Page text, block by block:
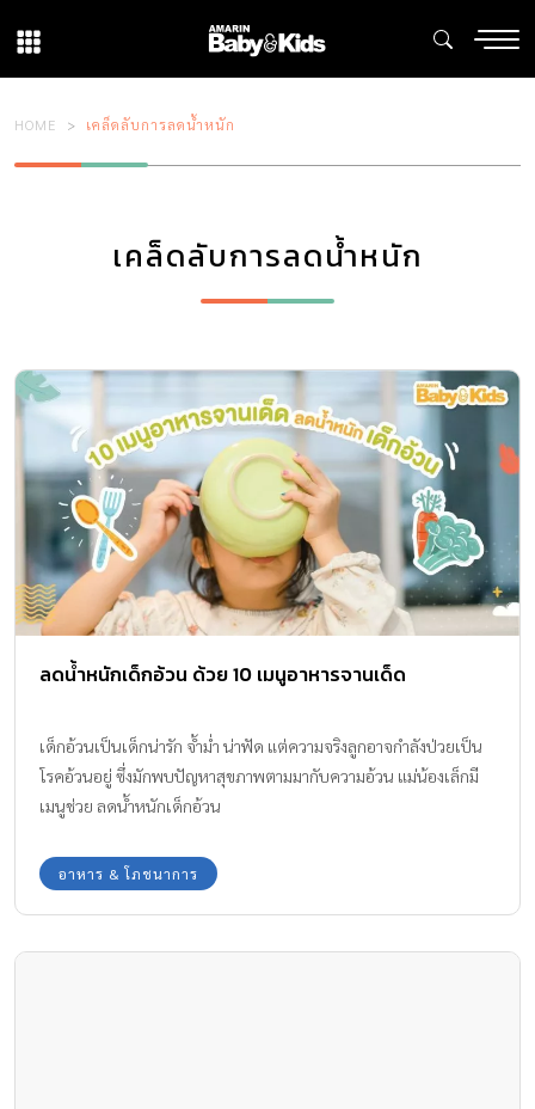
HOME เคล็ดลับการลดน้ำหนัก
เคล็ดลับการลดน้ำหนัก
ลดน้ำหนักเด็กอ้วน ด้วย 10 เมนูอาหารจานเด็ด
เด็กอ้วนเป็นเด็กน่ารัก จ้ำม่ำ น่าฟัด แต่ความจริงลูกอาจกำลังป่วยเป็น
โรคอ้วนอยู่ ซึ่งมักพบปัญหาสุขภาพตามมากับความอ้วน แม่น้องเล็กมี
เมนูช่วย ลดน้ำหนักเด็กอ้วน
อาหาร & โภชนาการ